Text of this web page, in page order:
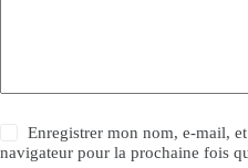
Enregistrer mon nom, e-mail,
navigateur pour la prochaine fois